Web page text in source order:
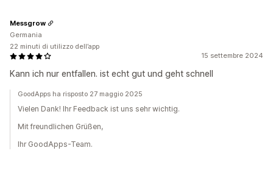
15 settembre 2024
Kann ich nur entfallen. ist echt gut und geht schnell
Messgrow
Germania
22 minuti di utilizzo dell’app
GoodApps ha risposto 27 maggio 2025
Vielen Dank! Ihr Feedback ist uns sehr wichtig.
Mit freundlichen Grüßen,
Ihr GoodApps-Team.